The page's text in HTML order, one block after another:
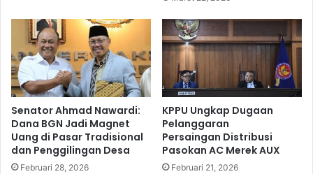
i
a
i
l
a
n
d
,
J
P
a
t
i
h
a
n
A
I
Senator Ahmad Nawardi:
Dana BGN Jadi Magnet
Uang di Pasar Tradisional
dan Penggilingan Desa
Februari 28, 2026
KPPU Ungkap Dugaan
Pelanggaran
Persaingan Distribusi
Pasokan AC Merek AUX
Februari 21, 2026